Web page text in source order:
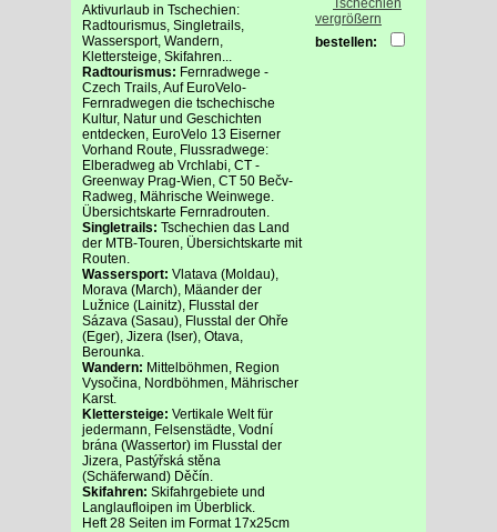
Aktivurlaub in Tschechien:
Radtourismus, Singletrails,
Wassersport, Wandern,
Klettersteige, Skifahren...
Radtourismus: Fernradwege -
Czech Trails, Auf EuroVelo-
Fernradwegen die tschechische
Kultur, Natur und Geschichten
entdecken, EuroVelo 13 Eiserner
Vorhand Route, Flussradwege:
Elberadweg ab Vrchlabi, CT -
Greenway Prag-Wien, CT 50 Bečv-
Radweg, Mährische Weinwege.
Übersichtskarte Fernradrouten.
Singletrails: Tschechien das Land
der MTB-Touren, Übersichtskarte mit
Routen.
Wassersport: Vlatava (Moldau),
Morava (March), Mäander der
Lužnice (Lainitz), Flusstal der
Sázava (Sasau), Flusstal der Ohře
(Eger), Jizera (Iser), Otava,
Berounka.
Wandern: Mittelböhmen, Region
Vysočina, Nordböhmen, Mährischer
Karst.
Klettersteige: Vertikale Welt für
jedermann, Felsenstädte, Vodní
brána (Wassertor) im Flusstal der
Jizera, Pastýřská stěna
(Schäferwand) Děčín.
Skifahren: Skifahrgebiete und
Langlaufloipen im Überblick.
Heft 28 Seiten im Format 17x25cm
vergrößern
bestellen: